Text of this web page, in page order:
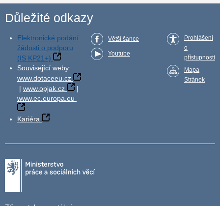
Důležité odkazy
Elektronické podání
žádosti o podporu
(IS KP21+)
Související weby:
www.dotaceeu.cz
| www.opjak.cz
|
www.ec.europa.eu
Kariéra
Větší šance
Youtube
Prohlášení
o
přístupnosti
Mapa
Stránek